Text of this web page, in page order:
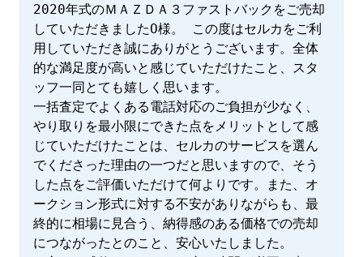
2020年式のＭＡＺＤＡ３ファストバックをご売却
していただきましたO様。 この度はセルカをご利
用していただき誠にありがとうございます。全体
的な満足度が高いと感じていただけたこと、スタ
ッフ一同とても嬉しく思います。
一括査定でよくある電話対応のご負担が少なく、
やり取りを最小限にできた点をメリットとして感
じていただけたことは、セルカのサービスを選ん
でくださった理由の一つだと思いますので、そう
した点をご評価いただけて何よりです。また、オ
ークション形式に対する不安がありながらも、最
終的に相場に見合う、納得感のある価格での売却
につながったとのこと、安心いたしました。